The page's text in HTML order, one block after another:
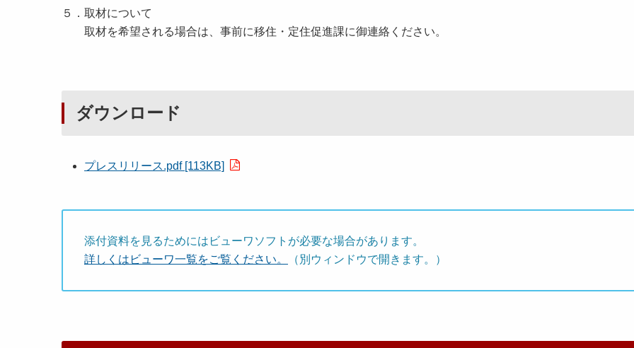
５．取材について
取材を希望される場合は、事前に移住・定住促進課に御連絡ください。
ダウンロード
プレスリリース.pdf [113KB]
添付資料を見るためにはビューワソフトが必要な場合があります。
詳しくはビューワ一覧をご覧ください。
（別ウィンドウで開きます。）